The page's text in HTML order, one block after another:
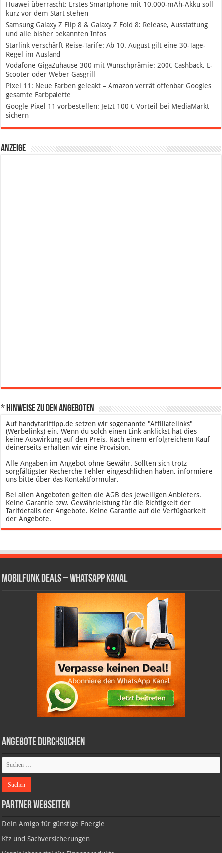
Huawei überrascht: Erstes Smartphone mit 10.000-mAh-Akku soll
kurz vor dem Start stehen
Samsung Galaxy Z Flip 8 & Galaxy Z Fold 8: Release, Ausstattung
und alle bisher bekannten Infos
Starlink verschärft Reise-Tarife: Ab 10. August gilt eine 30-Tage-
Regel im Ausland
Vodafone GigaZuhause 300 mit Wunschprämie: 200€ Cashback, E-
Scooter oder Weber Gasgrill
Pixel 11: Neue Farben geleakt – Amazon verrät offenbar Googles
gesamte Farbpalette
Google Pixel 11 vorbestellen: Jetzt 100 € Vorteil bei MediaMarkt
sichern
Anzeige
* Hinweise zu den Angeboten
Auf handytariftipp.de setzen wir sogenannte "Affiliatelinks"
(Werbelinks) ein. Wenn du solch einen Link anklickst hat dies
keine Auswirkung auf den Preis. Nach einem erfolgreichem Kauf
deinerseits erhalten wir eine Provision.
Alle Angaben im Angebot ohne Gewähr. Sollten sich trotz
sorgfältigster Recherche Fehler eingeschlichen haben, informiere
uns bitte über das Kontaktformular.
Bei allen Angeboten gelten die AGB des jeweiligen Anbieters.
Keine Garantie bzw. Gewährleistung für die Richtigkeit der
Tarifdetails der Angebote. Keine Garantie auf die Verfügbarkeit
der Angebote.
Mobilfunk Deals – WhatsApp Kanal
Angebote durchsuchen
Partner Webseiten
Dein Amigo für günstige Energie
Kfz und Sachversicherungen